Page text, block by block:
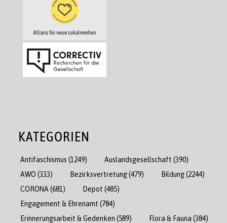
KATEGORIEN
Antifaschismus (1249) Auslandsgesellschaft (390)
AWO (333) Bezirksvertretung(479) Bildung(2244)
CORONA (681) Depot (485)
Engagement & Ehrenamt (784)
Erinnerungsarbeit & Gedenken (589) Flora & Fauna (384)